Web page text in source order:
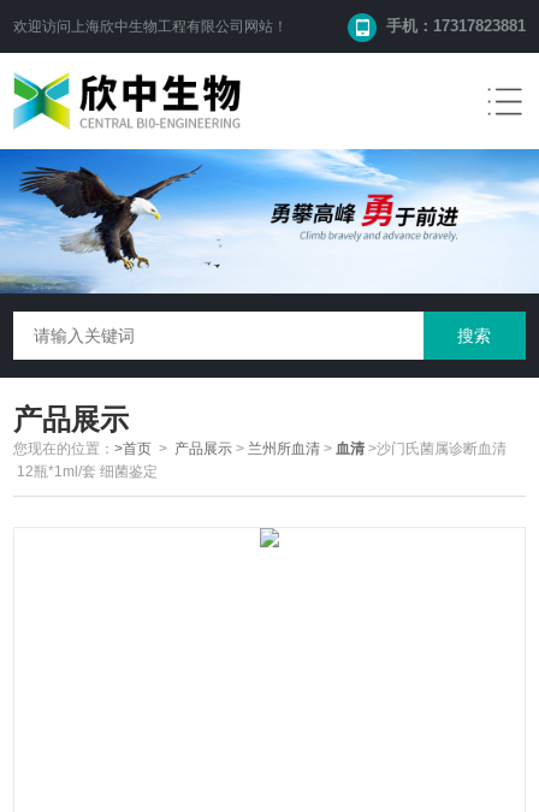
欢迎访问 上海欣中生物工程有限公司 网站！ 手机：17317823881
产品展示
您现在的位置：>首页 > 产品展示 > 兰州所血清 > 血清 >沙门氏菌属诊断血清
12瓶*1ml/套 细菌鉴定